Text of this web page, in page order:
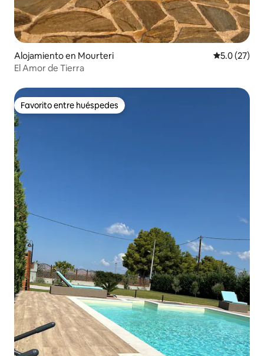
Alojamiento en Mourteri Calificación
5.0 (27)
El Amor de Tierra
Favorito entre huéspedes
Favorito entre huéspedes